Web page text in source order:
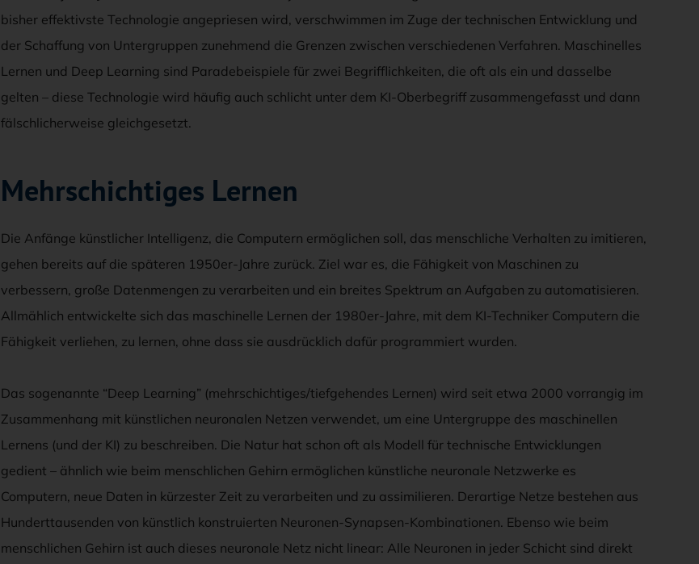
bisher effektivste Technologie angepriesen wird, verschwimmen im Zuge der technischen Entwicklung und
der Schaffung von Untergruppen zunehmend die Grenzen zwischen verschiedenen Verfahren. Maschinelles
Lernen und Deep Learning sind Paradebeispiele für zwei Begrifflichkeiten, die oft als ein und dasselbe
gelten – diese Technologie wird häufig auch schlicht unter dem KI-Oberbegriff zusammengefasst und dann
fälschlicherweise gleichgesetzt.
Mehrschichtiges Lernen
Die Anfänge künstlicher Intelligenz, die Computern ermöglichen soll, das menschliche Verhalten zu imitieren,
gehen bereits auf die späteren 1950er-Jahre zurück. Ziel war es, die Fähigkeit von Maschinen zu
verbessern, große Datenmengen zu verarbeiten und ein breites Spektrum an Aufgaben zu automatisieren.
Allmählich entwickelte sich das maschinelle Lernen der 1980er-Jahre, mit dem KI-Techniker Computern die
Fähigkeit verliehen, zu lernen, ohne dass sie ausdrücklich dafür programmiert wurden.
Das sogenannte “Deep Learning” (mehrschichtiges/tiefgehendes Lernen) wird seit etwa 2000 vorrangig im
Zusammenhang mit künstlichen neuronalen Netzen verwendet, um eine Untergruppe des maschinellen
Lernens (und der KI) zu beschreiben. Die Natur hat schon oft als Modell für technische Entwicklungen
gedient – ähnlich wie beim menschlichen Gehirn ermöglichen künstliche neuronale Netzwerke es
Computern, neue Daten in kürzester Zeit zu verarbeiten und zu assimilieren. Derartige Netze bestehen aus
Hunderttausenden von künstlich konstruierten Neuronen-Synapsen-Kombinationen. Ebenso wie beim
menschlichen Gehirn ist auch dieses neuronale Netz nicht linear: Alle Neuronen in jeder Schicht sind direkt